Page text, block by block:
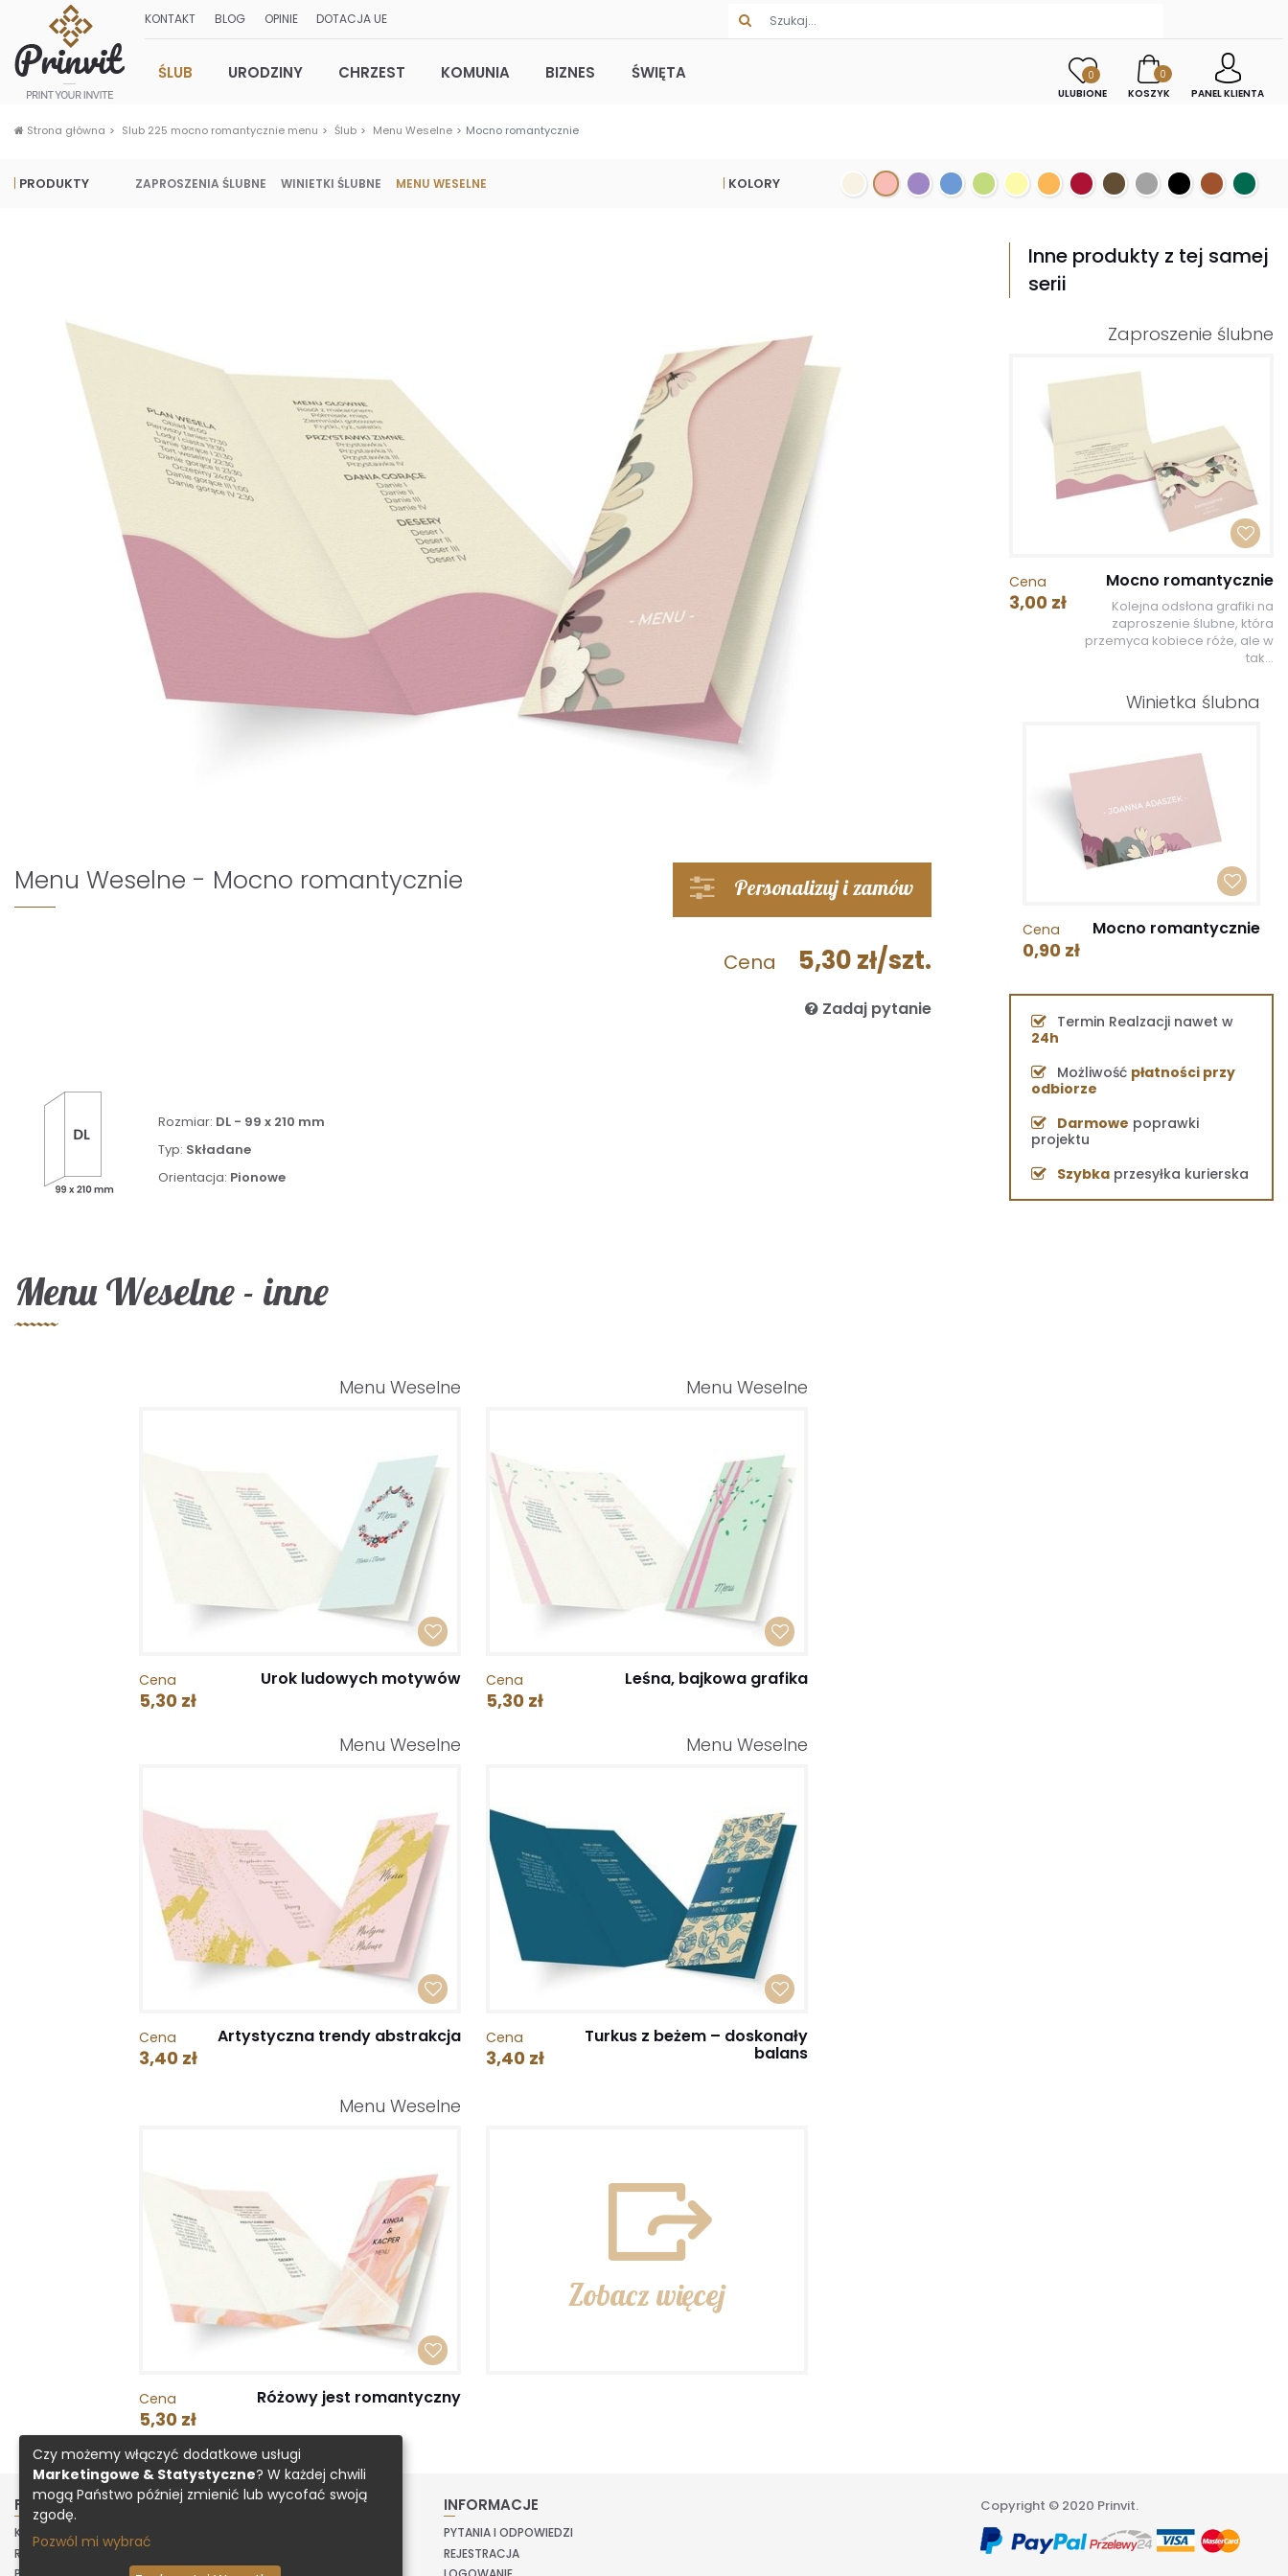
KONTAKT BLOG OPINIE DOTACJA UE
ŚLUB URODZINY CHRZEST KOMUNIA BIZNES ŚWIĘTA
0
ULUBIONE
0
KOSZYK
PANEL KLIENTA
Strona główna Slub 225 mocno romantycznie menu Ślub Menu Weselne Mocno romantycznie
PRODUKTY ZAPROSZENIA ŚLUBNE WINIETKI ŚLUBNE MENU WESELNE KOLORY
Cena 5,30 zł/szt.
Personalizuj i zamów
Zadaj pytanie
Rozmiar: DL - 99 x 210 mm
Typ: Składane
Orientacja: Pionowe
Menu Weselne - Mocno romantycznie
Menu Weselne - inne
Menu Weselne
Cena
5,30 zł
Urok ludowych motywów
Menu Weselne
Cena
5,30 zł
Leśna, bajkowa grafika
Menu Weselne
Cena
3,40 zł
Artystyczna trendy abstrakcja
Menu Weselne
Cena
3,40 zł
Turkus z beżem – doskonały
balans
Menu Weselne
Cena
5,30 zł
Różowy jest romantyczny
Zobacz więcej
Inne produkty z tej samej
serii
Zaproszenie ślubne
Cena
3,00 zł
Mocno romantycznie
Kolejna odsłona grafiki na
zaproszenie ślubne, która
przemyca kobiece róże, ale w
tak...
Winietka ślubna
Cena
0,90 zł
Mocno romantycznie
Termin Realzacji nawet w
24h
Możliwość płatności przy
odbiorze
Darmowe poprawki
projektu
Szybka przesyłka kurierska
FIRMA
KONTAKT
REGULAMIN
INNE INFORMACJE
PYTANIA I ODPOWIEDZI
REJESTRACJA
Copyright © 2020 Prinvit.
Czy możemy włączyć dodatkowe usługi
Marketingowe & Statystyczne? W każdej chwili
mogą Państwo później zmienić lub wycofać swoją
zgodę.
Pozwól mi wybrać